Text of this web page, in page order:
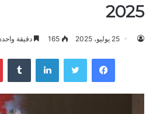
2025
25 يوليو، 2025 165 دقيقة
فيسبوك تويتر لينكدإن